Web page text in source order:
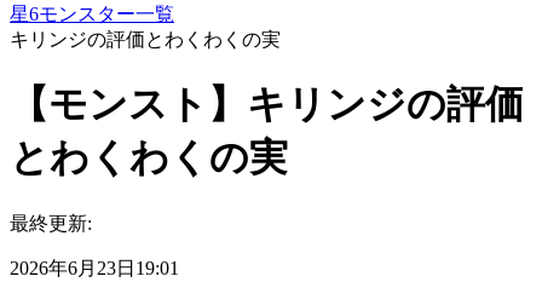
星6モンスター一覧
キリンジの評価とわくわくの実
【モンスト】キリンジの評価
とわくわくの実
最終更新:
2026年6月23日19:01